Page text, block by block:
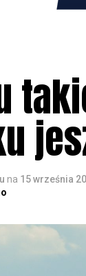
na 15 września